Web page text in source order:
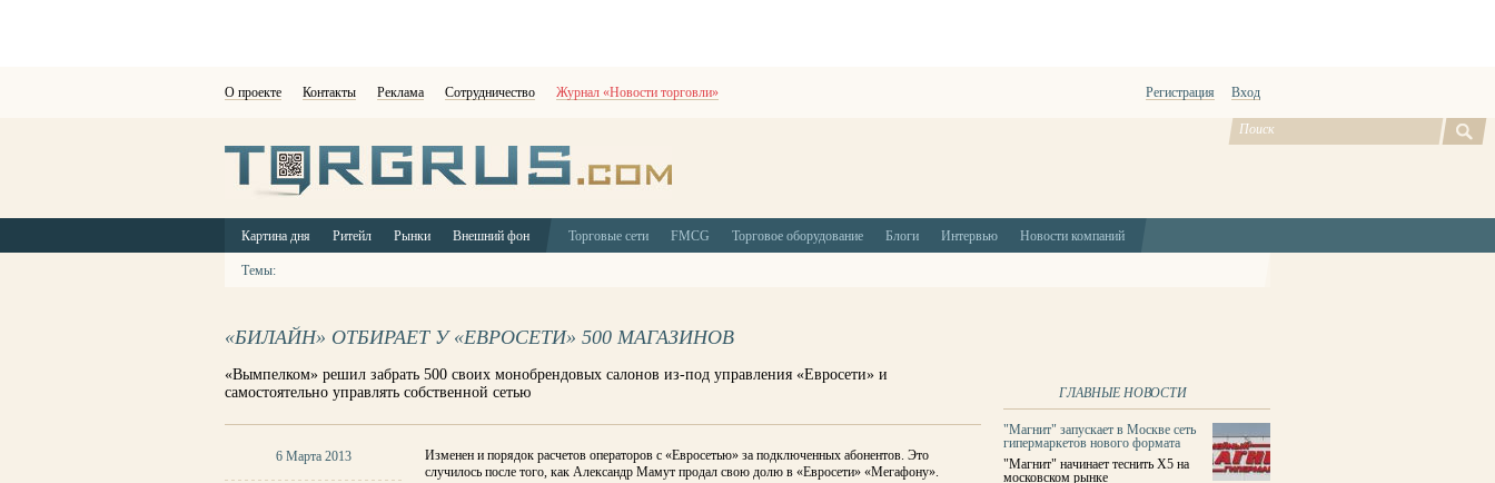
О проекте Контакты Реклама Сотрудничество Журнал «Новости торговли» Регистрация Вход
Картина дня Ритейл Рынки Внешний фон Торговые сети FMCG Торговое оборудование Блоги Интервью Новости компаний
Темы:
«БИЛАЙН» ОТБИРАЕТ У «ЕВРОСЕТИ» 500 МАГАЗИНОВ
«Вымпелком» решил забрать 500 своих монобрендовых салонов из-под управления «Евросети» и
самостоятельно управлять собственной сетью
6 Марта 2013
Изменен и порядок расчетов операторов с «Евросетью» за подключенных абонентов. Это
случилось после того, как Александр Мамут продал свою долю в «Евросети» «Мегафону».
ГЛАВНЫЕ НОВОСТИ
"Магнит" запускает в Москве сеть
гипермаркетов нового формата
"Магнит" начинает теснить X5 на
московском рынке